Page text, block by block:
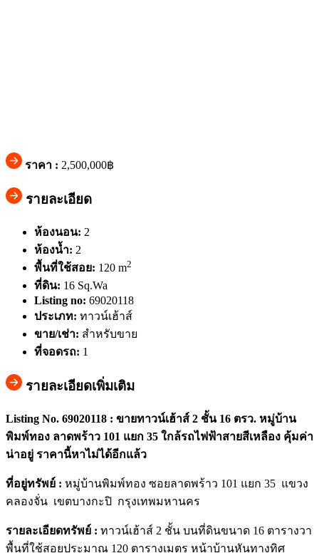
ราคา : 2,500,000฿
รายละเอียด
ห้องนอน: 2
ห้องน้ำ: 2
พื้นที่ใช้สอย: 120 m2
ที่ดิน: 16 Sq.Wa
Listing no: 69020118
ประเภท: ทาวน์เฮ้าส์
ขาย/เช่า: สำหรับขาย
ที่จอดรถ: 1
รายละเอียดเพิ่มเติม
Listing No. 69020118 : ขายทาวน์เฮ้าส์ 2 ชั้น 16 ตรว. หมู่บ้าน
พิมพ์ทอง ลาดพร้าว 101 แยก 35 ใกล้รถไฟฟ้าสายสีเหลือง คุ้มค่า
น่าอยู่ ราคานี้หาไม่ได้อีกแล้ว
ที่อยู่ทรัพย์ : หมู่บ้านพิมพ์ทอง ซอยลาดพร้าว 101 แยก 35 แขวง
คลองจั่น เขตบางกะปิ กรุงเทพมหานคร
รายละเอียดทรัพย์ : ทาวน์เฮ้าส์ 2 ชั้น บนที่ดินขนาด 16 ตารางวา
พื้นที่ใช้สอยประมาณ 120 ตารางเมตร หน้าบ้านหันทางทิศ